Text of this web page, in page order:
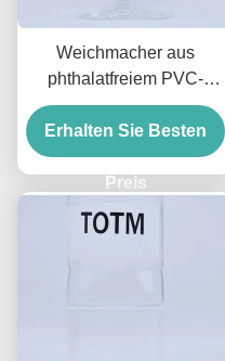
Weichmacher aus
phthalatfreiem PVC-
Kunststoff, klare
Flüssigkeit, DOTP-
Weichmacher 99,5 % für
Spielzeug und Drähte
Erhalten Sie Besten
Preis